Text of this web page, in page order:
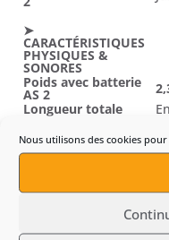
Nous utilisons des cookies
➤
CARACTÉRISTIQUES
PHYSIQUES &
SONORES
Poids avec batterie
AS 2
Longueur totale
sonore LpA
Niveau de puissance
droite
➤ ÉQUIPEMENTS &
ERGONOMIE